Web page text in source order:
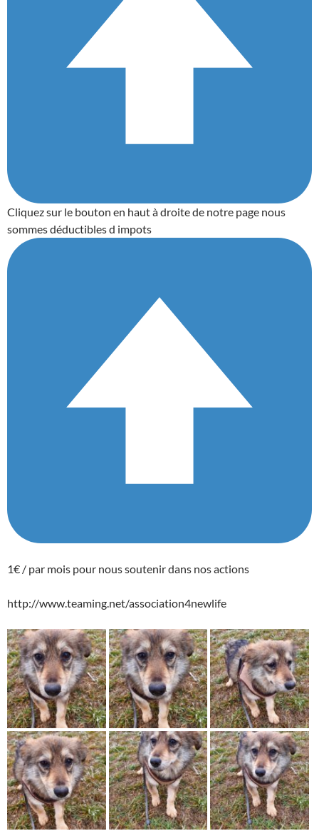
Cliquez sur le bouton en haut à droite de notre page nous
sommes déductibles d impots
1€ / par mois pour nous soutenir dans nos actions
http://www.teaming.net/association4newlife